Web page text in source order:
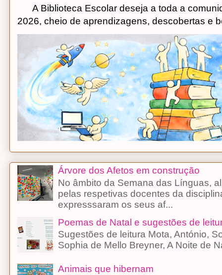
A Biblioteca Escolar deseja a toda a
2026, cheio de aprendizagens, descobertas e
Árvore dos Afetos em construção
No âmbito da Semana das Línguas,
pelas respetivas docentes da
expresssaram os seus af...
Poemas de Natal e sugestões de
Sugestões de leitura Mota, António,
Sophia de Mello Breyner, A Noite
Animais que hibernam